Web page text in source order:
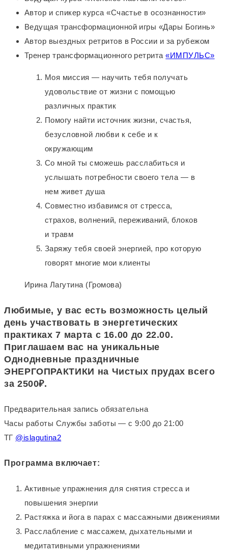
Автор и спикер курса «Счастье в осознанности»
Ведущая трансформационной игры «Дары Богинь»
Автор выездных ретритов в России и за рубежом
Тренер трансформационного ретрита«ИМПУЛЬС»
Моя миссия — научить тебя получать
удовольствие от жизни с помощью
различных практик
Помогу найти источник жизни, счастья,
безусловной любви к себе и к
окружающим
Со мной ты сможешь расслабиться и
услышать потребности своего тела — в
нем живет душа
Совместно избавимся от стресса,
страхов, волнений, переживаний, блоков
и травм
Заряжу тебя своей энергией, про которую
говорят многие мои клиенты
Ирина Лагутина (Громова)
Любимые, у вас есть возможность целый
день участвовать в энергетических
практиках 7 марта с 16.00 до 22.00.
Приглашаем вас на уникальные
Однодневные праздничные
ЭНЕРГОПРАКТИКИ на Чистых прудах всего
за 2500₽.
Предварительная запись обязательна
Часы работы Службы заботы — с 9:00 до 21:00
ТГ @islagutina2
Программа включает:
Активные упражнения для снятия стресса и
повышения энергии
Растяжка и йога в парах с массажными движениями
Расслабление с массажем, дыхательными и
медитативными упражнениями